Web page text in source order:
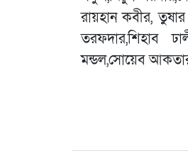
রায়হান কবীর, তুষার
তরফদার,শিহাব
মন্ডল,সোয়েব